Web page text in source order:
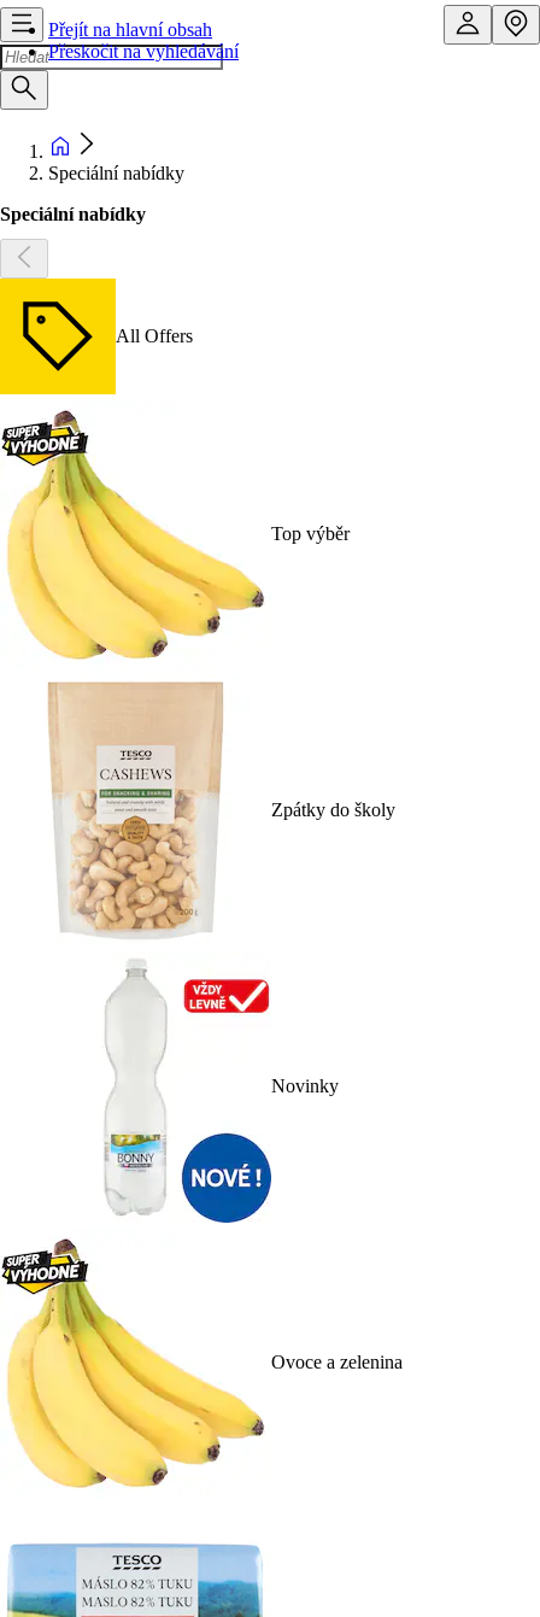
Přejít na hlavní obsah
Přeskočit na vyhledávání
Speciální nabídky
Speciální nabídky
All Offers
Top výběr
Zpátky do školy
Novinky
Ovoce a zelenina